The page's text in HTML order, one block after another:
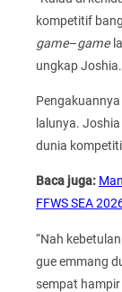
kompetitif
game–game
ungkap Joshia.
lalunya.
dunia
Baca juga:
FFWS SEA
“Nah
gue emmang
sempat